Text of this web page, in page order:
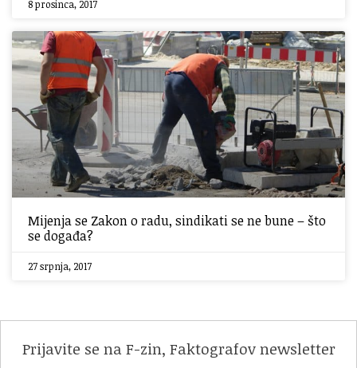
8 prosinca, 2017
Mijenja se Zakon o radu, sindikati se ne bune – što
se događa?
27 srpnja, 2017
Prijavite se na F-zin, Faktografov newsletter